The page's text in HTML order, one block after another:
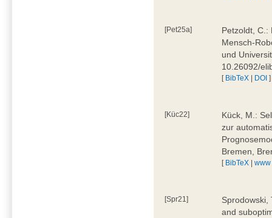
[Pet25a]
Petzoldt, C.:
Mensch-
und
10.26092/
[ BibTeX | DOI ]
[Küc22]
Kück, M.:
zur
Bremen,
[ BibTeX |www
[Spr21]
Sprodowski,
and